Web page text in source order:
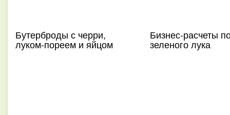
Бутерброды с черри,
луком-пореем и яйцом
Бизнес-расчеты
зеленого лука